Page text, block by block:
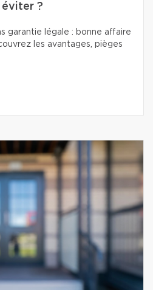
?
garantie légale : bonne affaire
les avantages, pièges